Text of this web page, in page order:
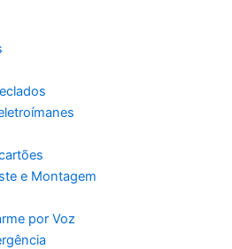
e Montagem
por Voz